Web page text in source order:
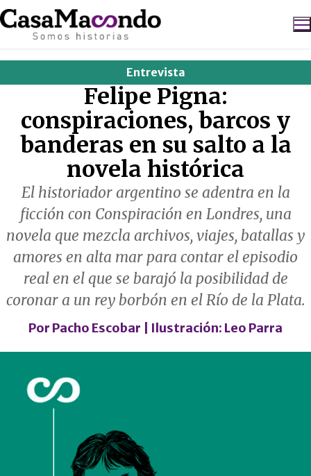
Ir
al
contenido
Buscar:
Entrevista
Felipe Pigna:
conspiraciones, barcos y
banderas en su salto a la
novela histórica
El historiador argentino se adentra en la
ficción con Conspiración en Londres, una
novela que mezcla archivos, viajes, batallas y
amores en alta mar para contar el episodio
real en el que se barajó la posibilidad de
coronar a un rey borbón en el Río de la Plata.
Por Pacho Escobar | Ilustración: Leo Parra